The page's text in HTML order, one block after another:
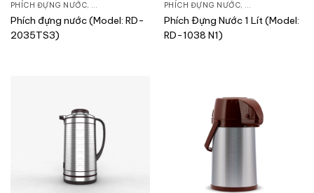
PHÍCH ĐỰNG NƯỚC, SẢN PHẨM KHÁC
Phích đựng nước (Model: RD-
2035TS3)
PHÍCH ĐỰNG NƯỚC, SẢN PHẨM KHÁC
Phích Đựng Nước 1 Lít (Model:
RD-1038 N1)